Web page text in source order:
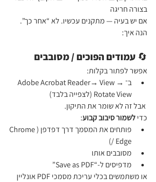
בצורה חריגה
אם יש בעיה — מתקנים עכשיו. לא “אחר כך”.
הנה איך:
🔄 עמודים הפוכים / מסובבים
אפשר לפתור בקלות:
ב־Adobe Acrobat Reader→ View →
Rotate View (לצפייה בלבד)
כדי לשמור סיבוב קבוע:
פותחים את המסמך דרך דפדפן (Chrome
/ Edge)
מסובבים אותו
מדפיסים ל-“Save as PDF”
או משתמשים בכלי עריכת מסמכי PDF אונליין